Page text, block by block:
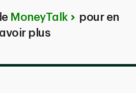
MoneyTalkpour en
plus